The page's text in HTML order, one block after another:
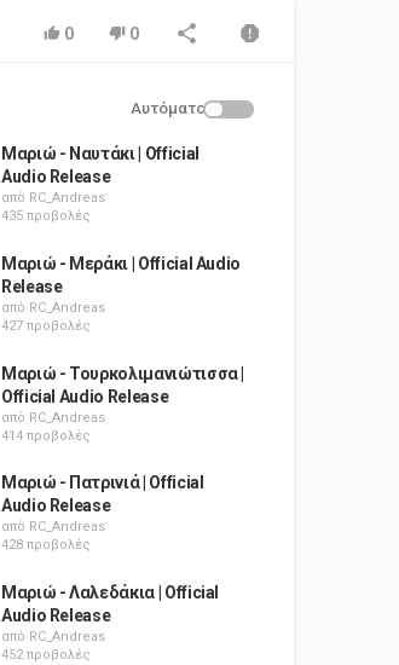
0 0
Αυτόματο
Μαριώ ‎- Ναυτάκι | Official
Audio Release
από RC_Andreas
435 προβολές
Μαριώ - Μεράκι | Official Audio
Release
από RC_Andreas
427 προβολές
Μαριώ ‎- Τουρκολιμανιώτισσα |
Official Audio Release
από RC_Andreas
414 προβολές
Μαριώ - Πατρινιά | Official
Audio Release
από RC_Andreas
428 προβολές
Μαριώ ‎- Λαλεδάκια | Official
Audio Release
από RC_Andreas
452 προβολές